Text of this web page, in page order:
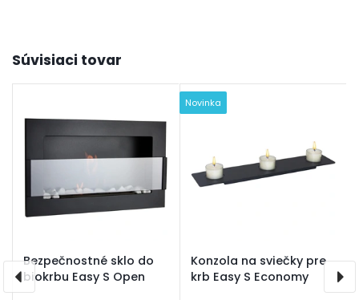
Súvisiaci tovar
Bezpečnostné sklo do
biokrbu Easy S Open
Konzola na sviečky pre
krb Easy S Economy
Novinka